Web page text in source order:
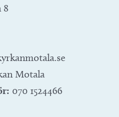
8
Motala
070 1524466